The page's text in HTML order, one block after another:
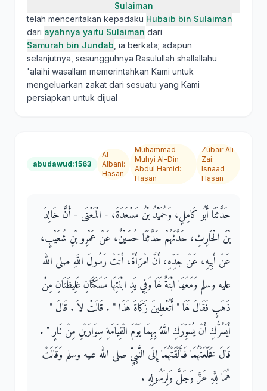
Sulaiman
telah menceritakan kepadaku Hubaib bin Sulaiman
dari ayahnya yaitu Sulaiman dari
Samurah bin Jundab , ia berkata; adapun
selanjutnya, sesungguhnya Rasulullah shallallahu
'alaihi wasallam memerintahkan Kami untuk
mengeluarkan zakat dari sesuatu yang Kami
persiapkan untuk dijual
abudawud:1563
Al-
Albani:
Hasan
Muhammad
Muhyi Al-Din
Abdul Hamid:
Hasan
Zubair Ali
Zai:
Isnaad
Hasan
حَدَّثَنَا أَبُو كَامِلٍ، وَحُمَيْدُ بْنُ مَسْعَدَةَ، - الْمَعْنَى - أَنَّ خَالِدَ
بْنَ الْحَارِثِ، حَدَّثَهُمْ حَدَّثَنَا حُسَيْنٌ، عَنْ عَمْرِو بْنِ شُعَيْبٍ،
عَنْ أَبِيهِ، عَنْ جَدِّهِ، أَنَّ امْرَأَةً، أَتَتْ رَسُولَ اللَّهِ صلى الله
عليه وسلم وَمَعَهَا ابْنَةٌ لَهَا وَفِي يَدِ ابْنَتِهَا مَسَكَتَانِ غَلِيظَتَانِ مِنْ
ذَهَبٍ فَقَالَ لَهَا ‏"‏ أَتُعْطِينَ زَكَاةَ هَذَا ‏"‏ ‏.‏ قَالَتْ لاَ ‏.‏ قَالَ ‏"‏
أَيَسُرُّكِ أَنْ يُسَوِّرَكِ اللَّهُ بِهِمَا يَوْمَ الْقِيَامَةِ سِوَارَيْنِ مِنْ نَارٍ ‏"‏ ‏.‏
قَالَ فَخَلَعَتْهُمَا فَأَلْقَتْهُمَا إِلَى النَّبِيِّ صلى الله عليه وسلم وَقَالَتْ
هُمَا لِلَّهِ عَزَّ وَجَلَّ وَلِرَسُولِهِ ‏.‏